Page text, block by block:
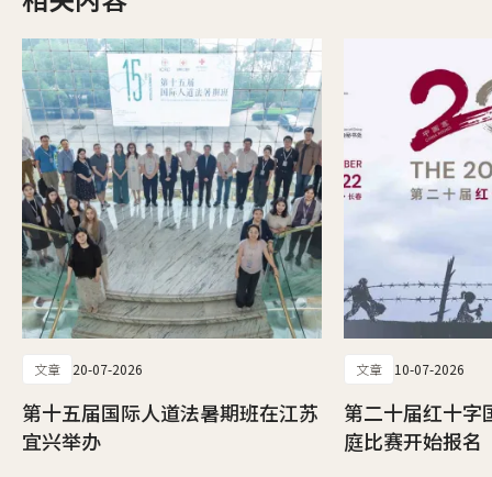
文章 20-07-2026
第十五届国际人道法暑期班在江苏
宜兴举办
文章 10-07-2026
第二十届红十字
庭比赛开始报名